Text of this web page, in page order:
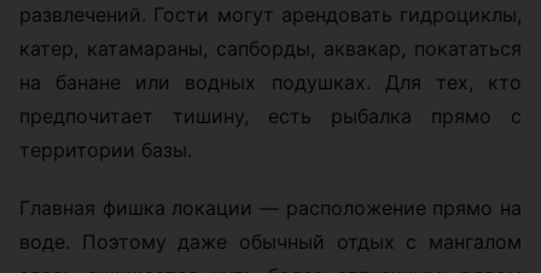
развлечений. Гости могут арендовать гидроциклы,
катер, катамараны, сапборды, аквакар, покататься
на банане или водных подушках. Для тех, кто
предпочитает тишину, есть рыбалка прямо с
территории базы.
Главная фишка локации — расположение прямо на
воде. Поэтому даже обычный отдых с мангалом